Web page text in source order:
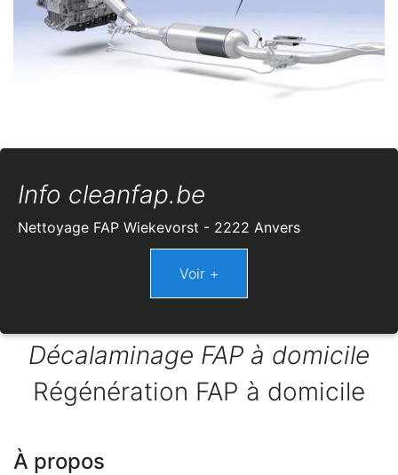
Info cleanfap.be
Nettoyage FAP Wiekevorst - 2222 Anvers
Décalaminage FAP à domicile
Régénération FAP à domicile
À propos